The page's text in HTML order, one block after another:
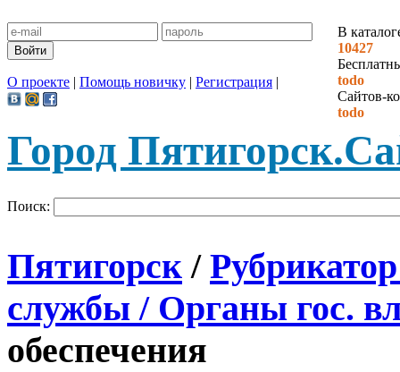
В
10427
todo
Сайтов-
todo
О проекте | Помощь новичку | Регистрация |
Город Пятигорск.
Поиск:
Пятигорск /
службы / Органы гос.
обеспечения